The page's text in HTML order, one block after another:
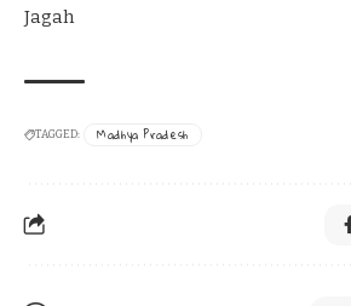
Jagah
TAGGED: Madhya Pradesh